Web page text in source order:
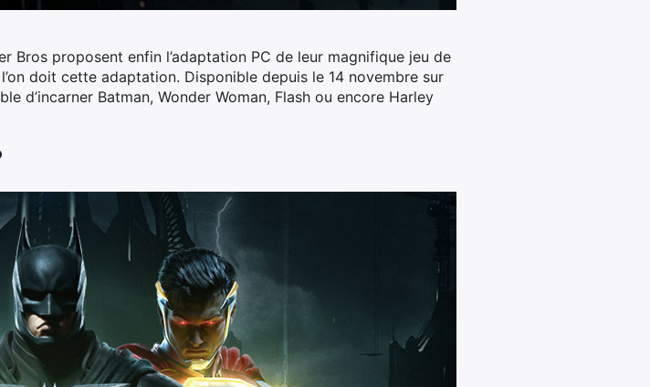
Bros proposent enfin l’adaptation PC de leur magnifique jeu de
doit cette adaptation. Disponible depuis le 14 novembre sur
d’incarner Batman, Wonder Woman, Flash ou encore Harley